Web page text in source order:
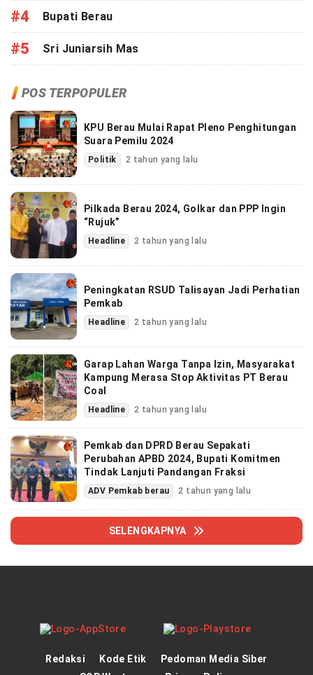
#4 Bupati Berau
#5 Sri Juniarsih Mas
POS TERPOPULER
KPU Berau Mulai Rapat Pleno Penghitungan
Suara Pemilu 2024
Politik 2 tahun yang lalu
Pilkada Berau 2024, Golkar dan PPP Ingin
“Rujuk”
Headline 2 tahun yang lalu
Peningkatan RSUD Talisayan Jadi Perhatian
Pemkab
Headline 2 tahun yang lalu
Garap Lahan Warga Tanpa Izin, Masyarakat
Kampung Merasa Stop Aktivitas PT Berau
Coal
Headline 2 tahun yang lalu
Pemkab dan DPRD Berau Sepakati
Perubahan APBD 2024, Bupati Komitmen
Tindak Lanjuti Pandangan Fraksi
ADV Pemkab berau 2 tahun yang lalu
SELENGKAPNYA
Redaksi Kode Etik
Pedoman Media Siber